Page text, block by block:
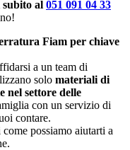
al 051 091 04 33
Fiam per chiave
a un team di
solo materiali di
nel settore delle
con un servizio di
contare.
come possiamo aiutarti a